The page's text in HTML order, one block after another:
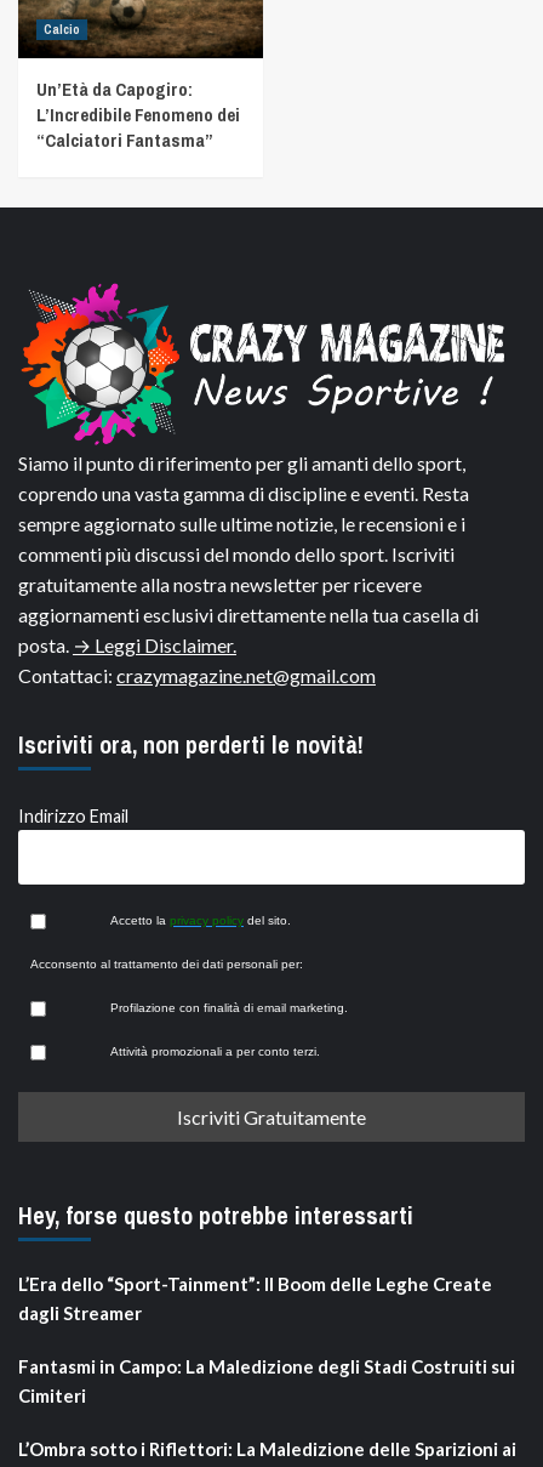
Calcio
Un’Età da Capogiro:
L’Incredibile Fenomeno dei
“Calciatori Fantasma”
Siamo il punto di riferimento per gli amanti dello sport,
coprendo una vasta gamma di discipline e eventi. Resta
sempre aggiornato sulle ultime notizie, le recensioni e i
commenti più discussi del mondo dello sport. Iscriviti
gratuitamente alla nostra newsletter per ricevere
aggiornamenti esclusivi direttamente nella tua casella di
posta. → Leggi Disclaimer.
Contattaci: crazymagazine.net@gmail.com
Iscriviti ora, non perderti le novità!
Indirizzo Email
Accetto la privacy policy del sito.
Acconsento al trattamento dei dati personali per:
Profilazione con finalità di email marketing.
Attività promozionali a per conto terzi.
Hey, forse questo potrebbe interessarti
L’Era dello “Sport-Tainment”: Il Boom delle Leghe Create
dagli Streamer
Fantasmi in Campo: La Maledizione degli Stadi Costruiti sui
Cimiteri
L’Ombra sotto i Riflettori: La Maledizione delle Sparizioni ai